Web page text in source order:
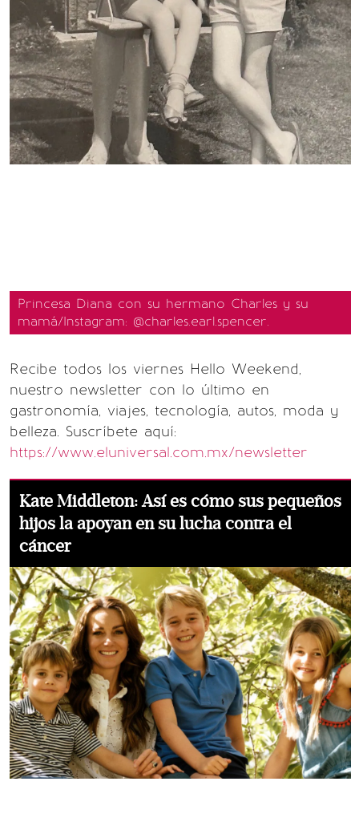
Princesa Diana con su hermano Charles y su
mamá/Instagram: @charles.earl.spencer.
Recibe todos los viernes Hello Weekend,
nuestro newsletter con lo último en
gastronomía, viajes, tecnología, autos, moda y
belleza. Suscríbete aquí:
https://www.eluniversal.com.mx/newsletter
Kate Middleton: Así es cómo sus pequeños
hijos la apoyan en su lucha contra el
cáncer